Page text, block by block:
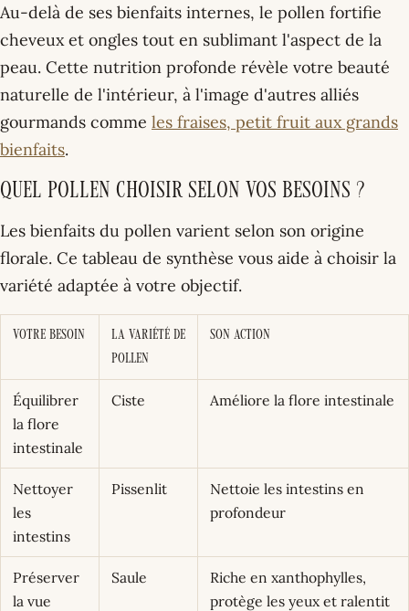
Au-delà de ses bienfaits internes, le pollen fortifie
cheveux et ongles tout en sublimant l'aspect de la
peau. Cette nutrition profonde révèle votre beauté
naturelle de l'intérieur, à l'image d'autres alliés
gourmands comme les fraises, petit fruit aux grands
bienfaits.
Quel pollen choisir selon vos besoins ?
Les bienfaits du pollen varient selon son origine
florale. Ce tableau de synthèse vous aide à choisir la
variété adaptée à votre objectif.
Votre besoin
La variété de
pollen
Son action
Équilibrer
la flore
intestinale
Ciste Améliore la flore intestinale
Nettoyer
les
intestins
Pissenlit
Nettoie les intestins en
profondeur
Préserver
la vue
Saule
Riche en xanthophylles,
protège les yeux et ralentit